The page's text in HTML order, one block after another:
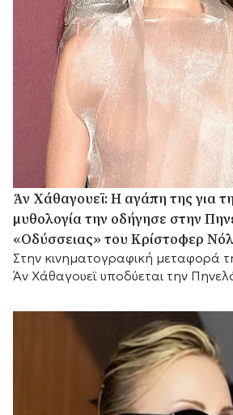
Άν Χάθαγουεϊ: Η αγάπη της για
μυθολογία την οδήγησε στην
«Οδύσσειας» του Κρίστοφερ
Στην κινηματογραφική μεταφορά
Άν Χάθαγουεϊ υποδύεται την